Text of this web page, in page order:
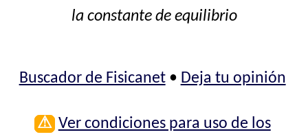
la constante de equilibrio
Buscador de Fisicanet• Deja tu opinión
⚠ Ver condiciones para uso de los